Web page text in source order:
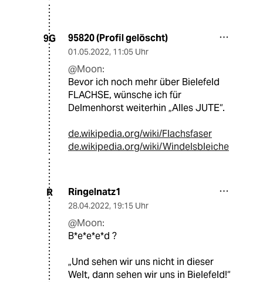
9G 95820 (Profil gelöscht)
01.05.2022, 11:05 Uhr
@Moon:
Bevor ich noch mehr über Bielefeld
FLACHSE, wünsche ich für
Delmenhorst weiterhin „Alles JUTE“.
de.wikipedia.org/wiki/Flachsfaser
de.wikipedia.org/wiki/Windelsbleiche
R Ringelnatz1
28.04.2022, 19:15 Uhr
@Moon:
B*e*e*e*d ?
„Und sehen wir uns nicht in dieser
Welt, dann sehen wir uns in Bielefeld!“